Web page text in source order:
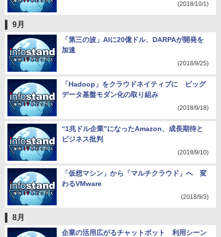
(2018/10/1)
9月
「第三の波」AIに20億ドル、DARPAが開発を
加速
(2018/9/25)
「Hadoop」をクラウドネイティブに ビッグ
データ基盤モダン化の取り組み
(2018/9/18)
“1兆ドル企業”になったAmazon、成長期待と
ビジネス批判
(2018/9/10)
「仮想マシン」から「マルチクラウド」へ 変
わるVMware
(2018/9/3)
8月
企業の活用広がるチャットボット 利用シーン